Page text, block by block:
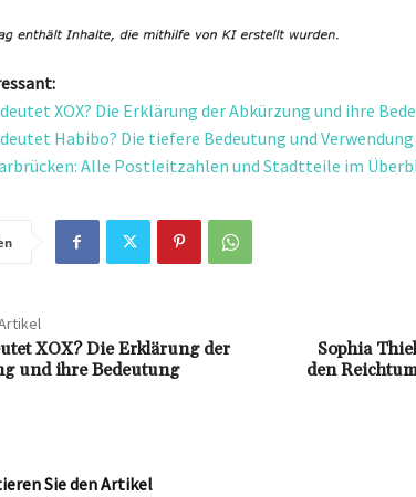
XOX? Die Erklärung der Abkürzung und ihre
Habibo? Die tiefere Bedeutung und
Alle Postleitzahlen und Stadtteile im
XOX? Die Erklärung der
und ihre Bedeutung
Sophia
den
Sie den Artikel